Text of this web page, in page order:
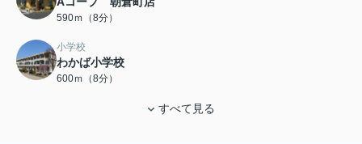
590ｍ（8分）
小学校
わかば小学校
600ｍ（8分）
すべて見る